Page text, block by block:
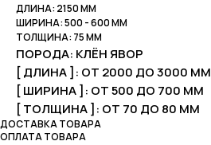
ДЛИНА: 2150 ММ
ШИРИНА: 500 - 600 ММ
ТОЛЩИНА: 75 ММ
ПОРОДА: КЛЁН ЯВОР
[ ДЛИНА ]: ОТ 2000 ДО 3000 ММ
[ ШИРИНА ]: ОТ 500 ДО 700 ММ
[ ТОЛЩИНА ]: ОТ 70 ДО 80 ММ
ДОСТАВКА ТОВАРА
ОПЛАТА ТОВАРА